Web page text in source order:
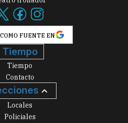
FUENTE EN
Tiempo
Tiempo
Contacto
Locales
Policiales